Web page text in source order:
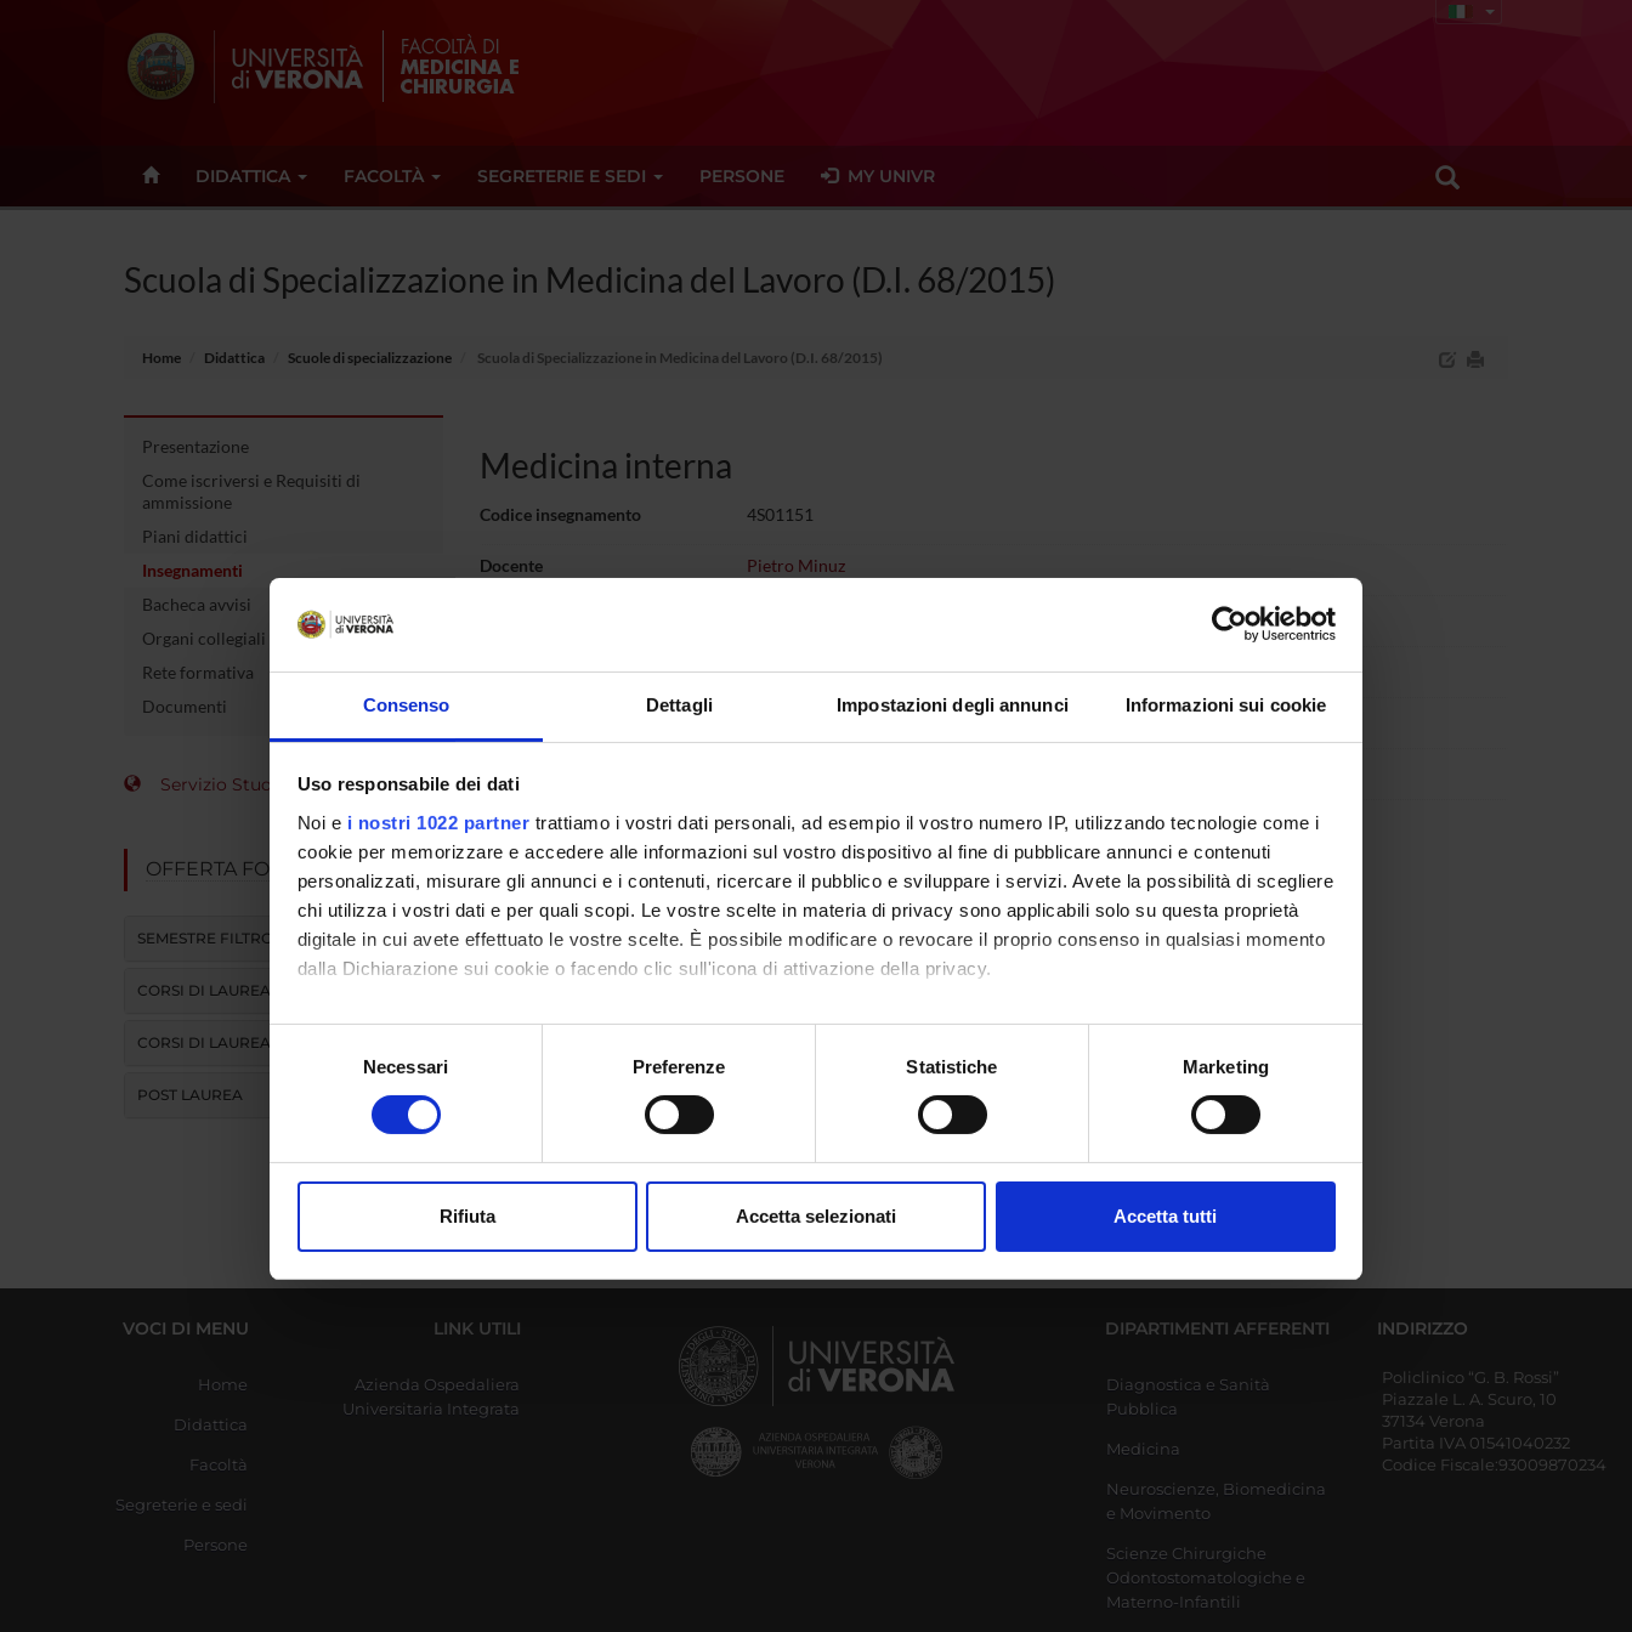
Consenso Dettagli Impostazioni degli annunci Informazioni sui cookie
Uso responsabile dei dati
Noi e i nostri 1022 partner trattiamo i vostri dati personali, ad esempio il vostro numero IP, utilizzando tecnologie come i
cookie per memorizzare e accedere alle informazioni sul vostro dispositivo al fine di pubblicare annunci e contenuti
personalizzati, misurare gli annunci e i contenuti, ricercare il pubblico e sviluppare i servizi. Avete la possibilità di scegliere
chi utilizza i vostri dati e per quali scopi. Le vostre scelte in materia di privacy sono applicabili solo su questa proprietà
digitale in cui avete effettuato le vostre scelte. È possibile modificare o revocare il proprio consenso in qualsiasi momento
dalla Dichiarazione sui cookie o facendo clic sull'icona di attivazione della privacy.
Con il tuo consenso, vorremmo anche:
raccogliere informazioni sulla tua posizione geografica, con un'approssimazione di qualche metro,
digitali).
modificare o ritirare il tuo consenso in qualsiasi momento dalla Dichiarazione sui cookie.
che hanno raccolto dal tuo utilizzo dei loro servizi.
Necessari Preferenze Statistiche Marketing
Rifiuta Accetta selezionati Accetta tutti
DIDATTICA FACOLTÀ SEGRETERIE E SEDI PERSONE MY UNIVR
Scuola di Specializzazione in Medicina del Lavoro (D.I. 68/2015)
Home Didattica Scuole di specializzazione Scuola di Specializzazione in Medicina del Lavoro (D.I. 68/2015)
Presentazione
Come iscriversi e Requisiti di
ammissione
Piani didattici
Insegnamenti
Bacheca avvisi
Organi collegiali e di governo
Rete formativa
Documenti
Servizio Studenti Internazionali
OFFERTA FORMATIVA
SEMESTRE FILTRO
CORSI DI LAUREA
CORSI DI LAUREA MAGISTRALE
POST LAUREA
Medicina interna
Codice insegnamento 4S01151
Docente Pietro Minuz
Settore disciplinare MED/09 - MEDICINA INTERNA
Periodo non ancora assegnato
VOCI DI MENU
Home
Didattica
Facoltà
Segreterie e sedi
Persone
LINK UTILI
Azienda Ospedaliera
Universitaria Integrata
DIPARTIMENTI AFFERENTI
Diagnostica e Sanità
Pubblica
Medicina
Neuroscienze, Biomedicina
e Movimento
Scienze Chirurgiche
Odontostomatologiche e
Materno-Infantili
INDIRIZZO
Policlinico “G. B. Rossi”
Piazzale L. A. Scuro, 10
37134 Verona
Partita IVA 01541040232
Codice Fiscale:93009870234